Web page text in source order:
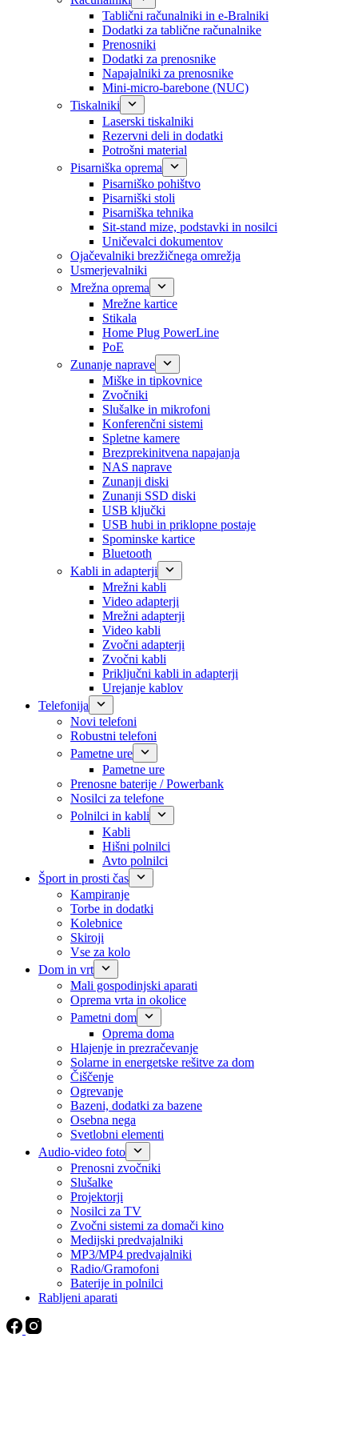
Tablični računalniki in e-Bralniki
Dodatki za tablične računalnike
Prenosniki
Dodatki za prenosnike
Napajalniki za prenosnike
Mini-micro-barebone (NUC)
Tiskalniki
Laserski tiskalniki
Rezervni deli in dodatki
Potrošni material
Pisarniška oprema
Pisarniško pohištvo
Pisarniški stoli
Pisarniška tehnika
Sit-stand mize, podstavki in nosilci
Uničevalci dokumentov
Ojačevalniki brezžičnega omrežja
Usmerjevalniki
Mrežna oprema
Mrežne kartice
Stikala
Home Plug PowerLine
PoE
Zunanje naprave
Miške in tipkovnice
Zvočniki
Slušalke in mikrofoni
Konferenčni sistemi
Spletne kamere
Brezprekinitvena napajanja
NAS naprave
Zunanji diski
Zunanji SSD diski
USB ključki
USB hubi in priklopne postaje
Spominske kartice
Bluetooth
Kabli in adapterji
Mrežni kabli
Video adapterji
Mrežni adapterji
Video kabli
Zvočni adapterji
Zvočni kabli
Priključni kabli in adapterji
Urejanje kablov
Telefonija
Novi telefoni
Robustni telefoni
Pametne ure
Pametne ure
Prenosne baterije / Powerbank
Nosilci za telefone
Polnilci in kabli
Kabli
Hišni polnilci
Avto polnilci
Šport in prosti čas
Kampiranje
Torbe in dodatki
Kolebnice
Skiroji
Vse za kolo
Dom in vrt
Mali gospodinjski aparati
Oprema vrta in okolice
Pametni dom
Oprema doma
Hlajenje in prezračevanje
Solarne in energetske rešitve za dom
Čiščenje
Ogrevanje
Bazeni, dodatki za bazene
Osebna nega
Svetlobni elementi
Audio-video foto
Prenosni zvočniki
Slušalke
Projektorji
Nosilci za TV
Zvočni sistemi za domači kino
Medijski predvajalniki
MP3/MP4 predvajalniki
Radio/Gramofoni
Baterije in polnilci
Rabljeni aparati